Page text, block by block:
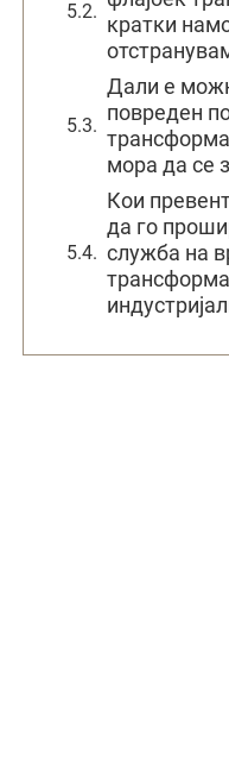
кратки
Дали е
повреден
мора да се
Кои
да го
служба на